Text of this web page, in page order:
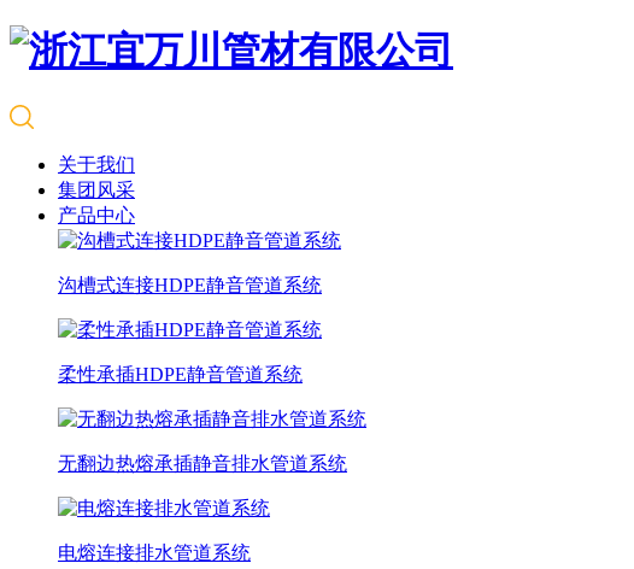
关于我们
集团风采
产品中心
沟槽式连接HDPE静音管道系统
柔性承插HDPE静音管道系统
无翻边热熔承插静音排水管道系统
电熔连接排水管道系统